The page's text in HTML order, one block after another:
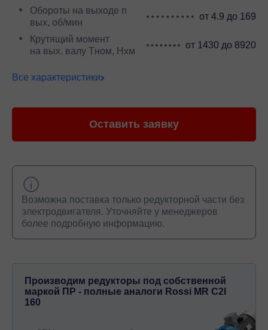
Обороты на выходе n
вых, об/мин
от 4.9 до 169
Крутящий момент
на вых. валу Тном, Нхм
от 1430 до 8920
Все характеристики
Оставить заявку
Возможна поставка только редукторной части без
электродвигателя. Уточняйте у менеджеров
более подробную информацию.
Производим редукторы под собственной
маркой ПР - полные аналоги Rossi MR C2I
160